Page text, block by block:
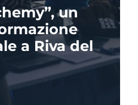
un
a Riva del